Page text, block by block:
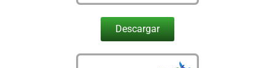
Descargar